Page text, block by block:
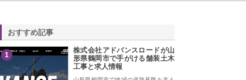
おすすめ記事
1
株式会社アドバンスロードが山
形県鶴岡市で手がける舗装土木
工事と求人情報